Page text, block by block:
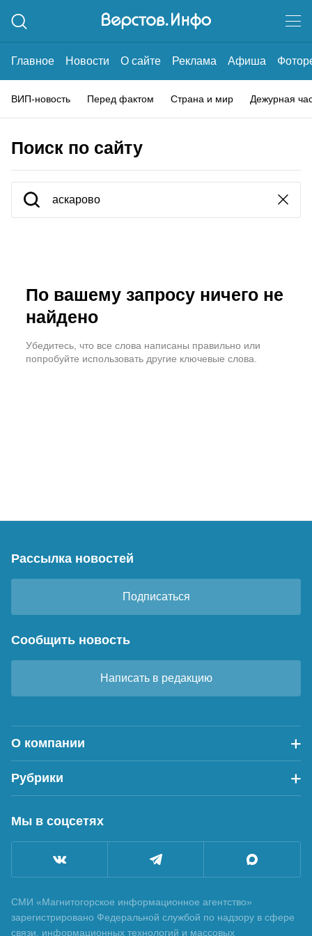
Главное Новости О сайте Реклама Афиша
ВИП-новость Перед фактом Страна и мир Дежурная
Поиск по сайту
По вашему запросу ничего не
найдено
Убедитесь, что все слова написаны правильно или
попробуйте использовать другие ключевые слова.
Рассылка новостей
Подписаться
Сообщить новость
Написать в редакцию
О компании
Рубрики
Мы в соцсетях
СМИ «Магнитогорское информационное агентство»
зарегистрировано Федеральной службой по надзору в сфере
связи, информационных технологий и массовых